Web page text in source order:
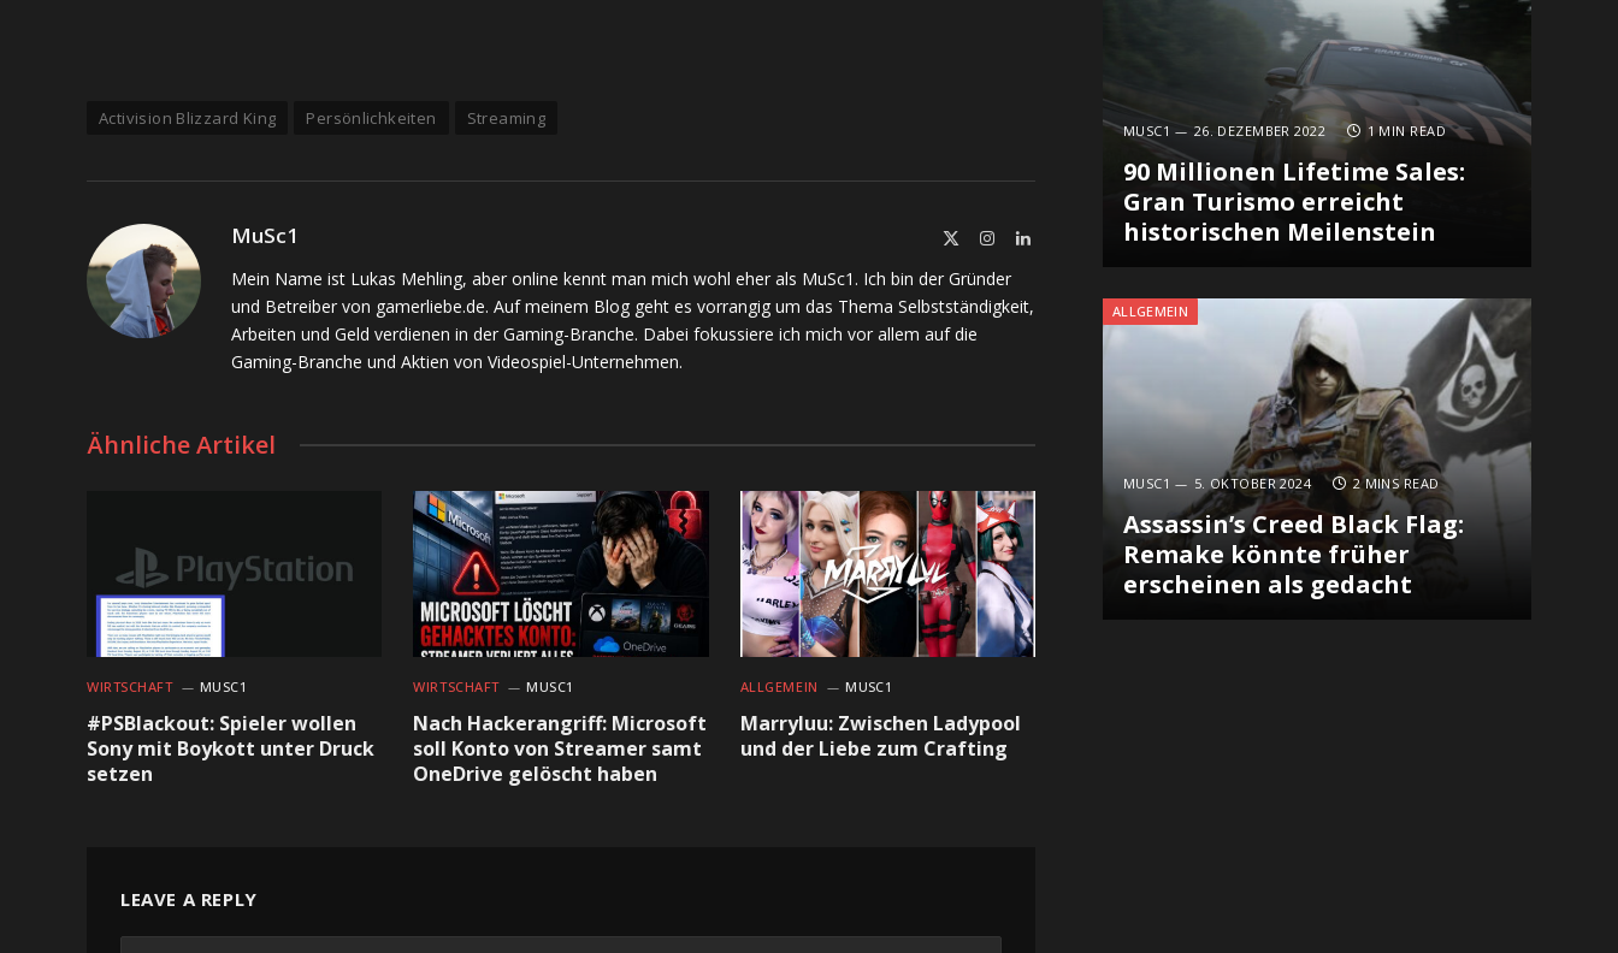
Activision Blizzard King Persönlichkeiten Streaming
MuSc1 InstagramLinkedIn
Mein Name ist Lukas Mehling, aber online kennt man mich wohl eher als MuSc1. Ich bin der Gründer
und Betreiber von gamerliebe.de. Auf meinem Blog geht es vorrangig um das Thema Selbstständigkeit,
Arbeiten und Geld verdienen in der Gaming-Branche. Dabei fokussiere ich mich vor allem auf die
Gaming-Branche und Aktien von Videospiel-Unternehmen.
Ähnliche Artikel
WIRTSCHAFT MUSC1
#PSBlackout: Spieler wollen
Sony mit Boykott unter Druck
setzen
WIRTSCHAFT MUSC1
Nach Hackerangriff: Microsoft
soll Konto von Streamer samt
OneDrive gelöscht haben
ALLGEMEIN MUSC1
Marryluu: Zwischen Ladypool
und der Liebe zum Crafting
LEAVE A REPLY
MUSC1 26. DEZEMBER 2022 1 MIN READ
90 Millionen Lifetime Sales:
Gran Turismo erreicht
historischen Meilenstein
ALLGEMEIN
MUSC1 5. OKTOBER 2024 2 MINS READ
Assassin’s Creed Black Flag:
Remake könnte früher
erscheinen als gedacht